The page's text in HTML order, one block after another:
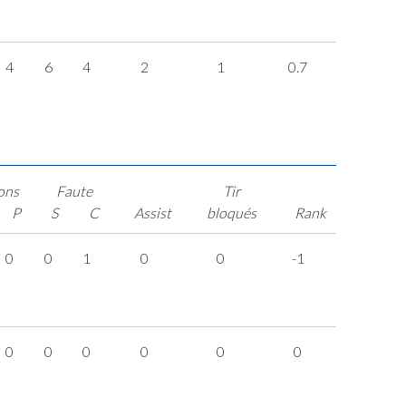
4 6 4 2 1 0.7
P
Faute
S
C Assist
Tir
bloqués
Rank
0 0 1 0 0 -1
0 0 0 0 0 0